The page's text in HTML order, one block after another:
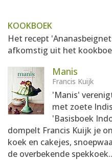
KOOKBOEK
Het recept
afkomstig uit het
Manis
Francis Kuijk
'Manis'
met zoete
'Basisboek
dompelt Francis Kuijk je
koek en cakejes,
de overbekende